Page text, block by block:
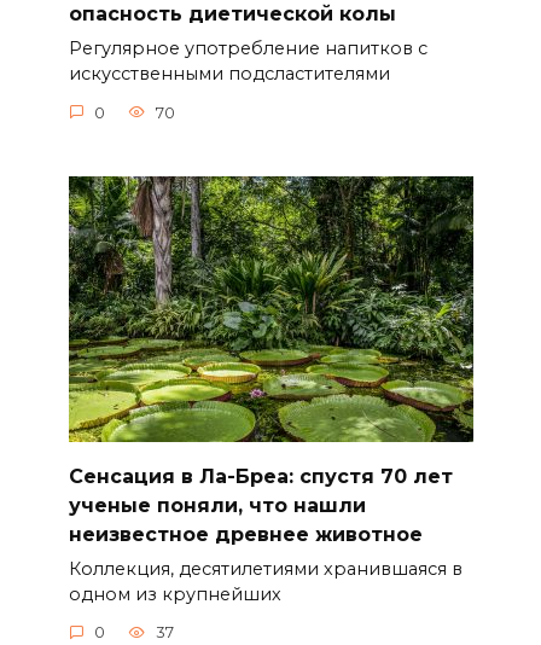
опасность диетической колы
Регулярное употребление напитков с
искусственными подсластителями
0 70
Сенсация в Ла-Бреа: спустя 70 лет
ученые поняли, что нашли
неизвестное древнее животное
Коллекция, десятилетиями хранившаяся в
одном из крупнейших
0 37